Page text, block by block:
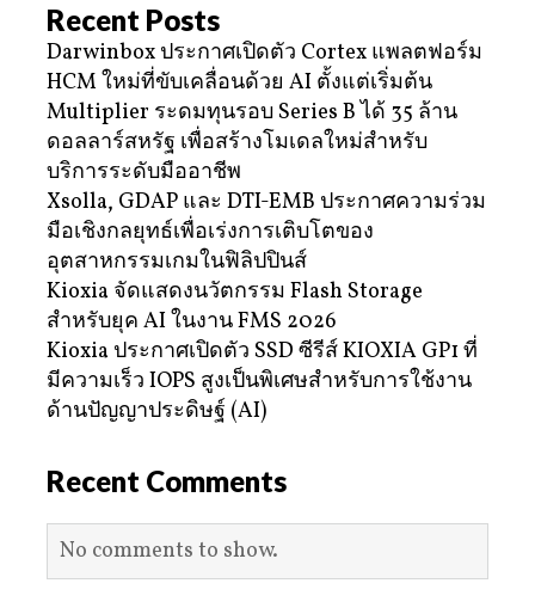
Recent Posts
Darwinbox ประกาศเปิดตัว Cortex แพลตฟอร์ม
HCM ใหม่ที่ขับเคลื่อนด้วย AI ตั้งแต่เริ่มต้น
Multiplier ระดมทุนรอบ Series B ได้ 35 ล้าน
ดอลลาร์สหรัฐ เพื่อสร้างโมเดลใหม่สำหรับ
บริการระดับมืออาชีพ
Xsolla, GDAP และ DTI-EMB ประกาศความร่วม
มือเชิงกลยุทธ์เพื่อเร่งการเติบโตของ
อุตสาหกรรมเกมในฟิลิปปินส์
Kioxia จัดแสดงนวัตกรรม Flash Storage
สำหรับยุค AI ในงาน FMS 2026
Kioxia ประกาศเปิดตัว SSD ซีรีส์ KIOXIA GP1 ที่
มีความเร็ว IOPS สูงเป็นพิเศษสำหรับการใช้งาน
ด้านปัญญาประดิษฐ์ (AI)
Recent Comments
No comments to show.